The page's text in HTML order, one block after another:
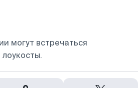
могут встречаться